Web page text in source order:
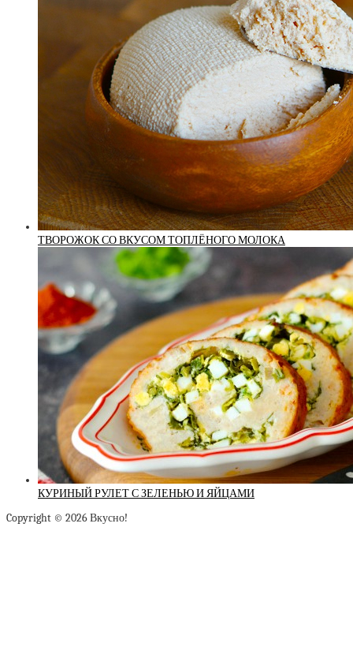
ТВОРОЖОК СО ВКУСОМ ТОПЛЁНОГО МОЛОКА
КУРИНЫЙ РУЛЕТ С ЗЕЛЕНЬЮ И ЯЙЦАМИ
Copyright © 2026 Вкусно!